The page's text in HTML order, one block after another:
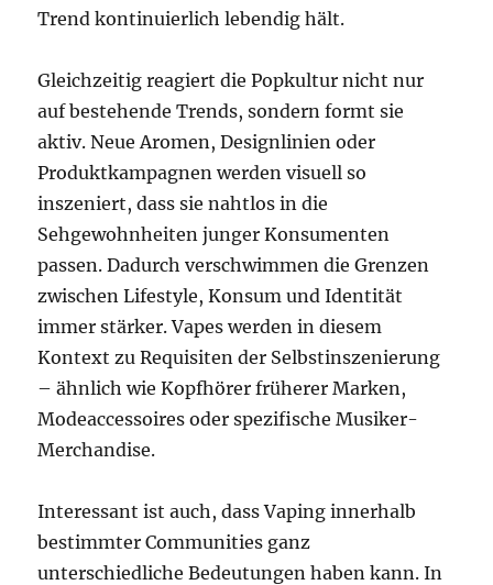
Trend kontinuierlich lebendig hält.
Gleichzeitig reagiert die Popkultur nicht nur
auf bestehende Trends, sondern formt sie
aktiv. Neue Aromen, Designlinien oder
Produktkampagnen werden visuell so
inszeniert, dass sie nahtlos in die
Sehgewohnheiten junger Konsumenten
passen. Dadurch verschwimmen die Grenzen
zwischen Lifestyle, Konsum und Identität
immer stärker. Vapes werden in diesem
Kontext zu Requisiten der Selbstinszenierung
– ähnlich wie Kopfhörer früherer Marken,
Modeaccessoires oder spezifische Musiker-
Merchandise.
Interessant ist auch, dass Vaping innerhalb
bestimmter Communities ganz
unterschiedliche Bedeutungen haben kann. In